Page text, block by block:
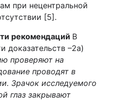
при нецентральной
[5].
рекомендаций B
доказательств –2а)
проверяют на
проводят в
Зрачок исследуемого
глаз закрывают